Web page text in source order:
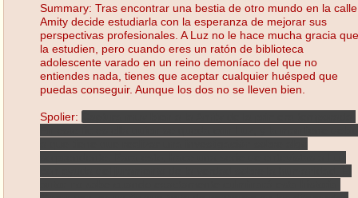
Summary: Tras encontrar una bestia de otro mundo en la
Amity decide estudiarla con la esperanza de mejorar sus
perspectivas profesionales. A Luz no le hace mucha gracia que
la estudien, pero cuando eres un ratón de biblioteca
adolescente varado en un reino demoníaco del que no
entiendes nada, tienes que aceptar cualquier huésped que
puedas conseguir. Aunque los dos no se lleven bien.
Spolier: